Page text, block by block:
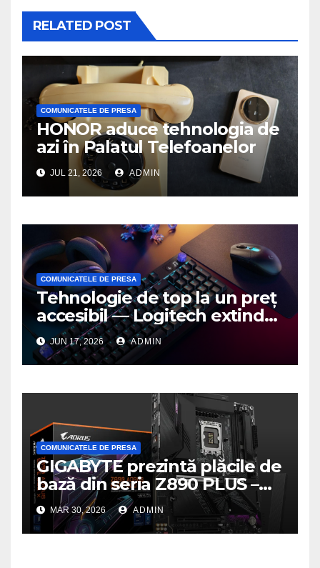
RELATED POST
COMUNICATELE DE PRESA
HONOR aduce tehnologia de
azi în Palatul Telefoanelor
JUL 21, 2026 ADMIN
COMUNICATELE DE PRESA
Tehnologie de top la un preț
accesibil — Logitech extinde
seria G3 cu un nou mouse și
o nouă tastatură pentru
gaming pe PC
JUN 17, 2026 ADMIN
COMUNICATELE DE PRESA
GIGABYTE prezintă plăcile de
bază din seria Z890 PLUS –
performanță de ultimă
generație la un nou nivel
MAR 30, 2026 ADMIN